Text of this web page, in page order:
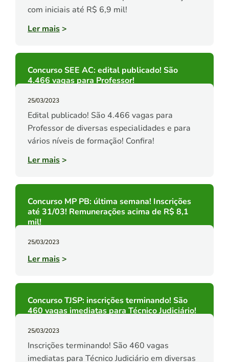
com iniciais até R$ 6,9 mil!
Ler mais>
Concurso SEE AC: edital publicado! São
4.466 vagas para Professor!
25/03/2023
Edital publicado! São 4.466 vagas para
Professor de diversas especialidades e para
vários níveis de formação! Confira!
Ler mais>
Concurso MP PB: última semana! Inscrições
até 31/03! Remunerações acima de R$ 8,1
mil!
25/03/2023
Ler mais>
Concurso TJSP: inscrições terminando! São
460 vagas imediatas para Técnico Judiciário!
25/03/2023
Inscrições terminando! São 460 vagas
imediatas para Técnico Judiciário em diversas